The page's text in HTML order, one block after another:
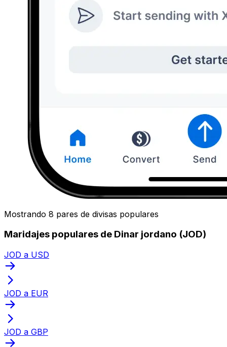
Mostrando 8 pares de divisas populares
Maridajes populares de Dinar jordano (JOD)
JOD a USD
JOD a EUR
JOD a GBP